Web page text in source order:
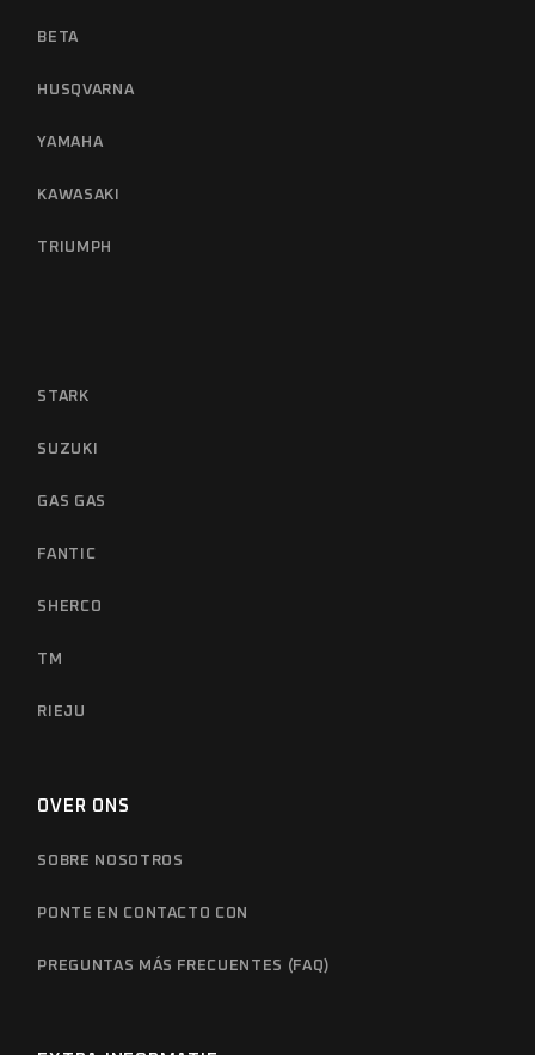
BETA
HUSQVARNA
YAMAHA
KAWASAKI
TRIUMPH
STARK
SUZUKI
GAS GAS
FANTIC
SHERCO
TM
RIEJU
OVER ONS
SOBRE NOSOTROS
PONTE EN CONTACTO CON
PREGUNTAS MÁS FRECUENTES (FAQ)